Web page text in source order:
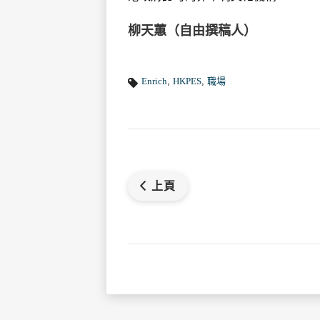
柳天蕙（自由撰稿人）
Enrich ,HKPES ,職場
上頁